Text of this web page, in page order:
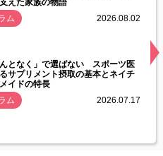
ム
2026.08.02
んとなく」で選ばない スポーツ医
サプリメント摂取の基本とネイチ
イドの特長
ム
2026.07.17